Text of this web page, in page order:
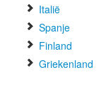
Italië
Spanje
Finland
Griekenland